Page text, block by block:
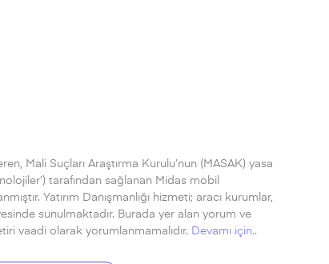
Mali Suçları Araştırma Kurulu’nun (MASAK) yasa
tarafından sağlanan Midas mobil
Yatırım Danışmanlığı hizmeti; aracı kurumlar,
sunulmaktadır. Burada yer alan yorum ve
vaadi olarak yorumlanmamalıdır. Devamı için..